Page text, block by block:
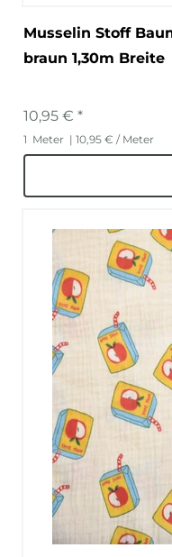
Musselin Stoff
braun 1,30m Breite
10,95 € *
1 Meter | 10,95 € / Meter